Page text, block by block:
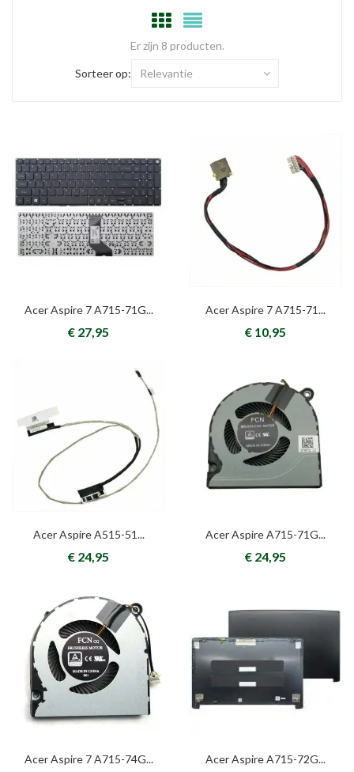
Er zijn 8 producten.
Sorteer op: Relevantie
Acer Aspire 7 A715-71G...
€ 27,95
Acer Aspire 7 A715-71...
€ 10,95
Acer Aspire A515-51...
€ 24,95
Acer Aspire A715-71G...
€ 24,95
Acer Aspire 7 A715-74G... Acer Aspire A715-72G...